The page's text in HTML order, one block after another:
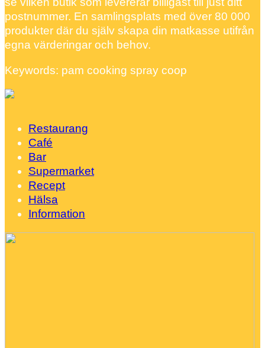
postnummer. En samlingsplats med över 80 000
produkter där du själv skapa din matkasse utifrån
egna värderingar och behov.
Keywords: pam cooking spray coop
Restaurang
Café
Bar
Supermarket
Recept
Hälsa
Information